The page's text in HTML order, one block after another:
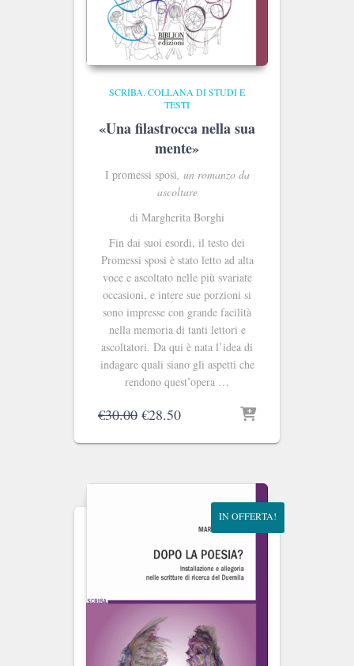
SCRIBA. COLLANA DI STUDI E
TESTI
«Una filastrocca nella sua
mente»
I promessi sposi, un romanzo da
ascoltare
di Margherita Borghi
Fin dai suoi esordi, il testo dei
Promessi sposi è stato letto ad alta
voce e ascoltato nelle più svariate
occasioni, e intere sue porzioni si
sono impresse con grande facilità
nella memoria di tanti lettori e
ascoltatori. Da qui è nata l’idea di
indagare quali siano gli aspetti che
rendono quest’opera …
€30.00 Il
originale
€30.00.
€28.50Il
attuale
€28.50.
IN OFFERTA!